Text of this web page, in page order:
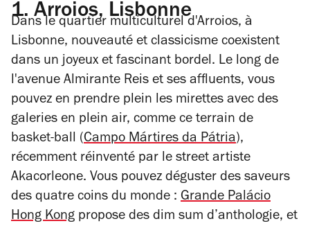
1. Arroios, Lisbonne
Dans le quartier multiculturel d'Arroios, à
Lisbonne, nouveauté et classicisme coexistent
dans un joyeux et fascinant bordel. Le long de
l'avenue Almirante Reis et ses affluents, vous
pouvez en prendre plein les mirettes avec des
galeries en plein air, comme ce terrain de
basket-ball (Campo Mártires da Pátria),
récemment réinventé par le street artiste
Akacorleone. Vous pouvez déguster des saveurs
des quatre coins du monde : Grande Palácio
Hong Kong propose des dim sum d’anthologie, et